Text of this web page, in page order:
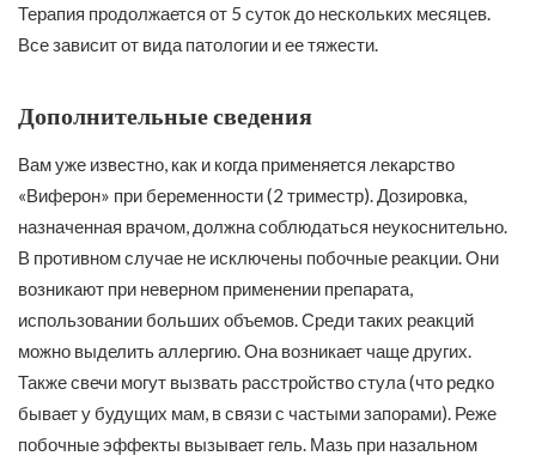
Терапия продолжается от 5 суток до нескольких месяцев.
Все зависит от вида патологии и ее тяжести.
Дополнительные сведения
Вам уже известно, как и когда применяется лекарство
«Виферон» при беременности (2 триместр). Дозировка,
назначенная врачом, должна соблюдаться неукоснительно.
В противном случае не исключены побочные реакции. Они
возникают при неверном применении препарата,
использовании больших объемов. Среди таких реакций
можно выделить аллергию. Она возникает чаще других.
Также свечи могут вызвать расстройство стула (что редко
бывает у будущих мам, в связи с частыми запорами). Реже
побочные эффекты вызывает гель. Мазь при назальном